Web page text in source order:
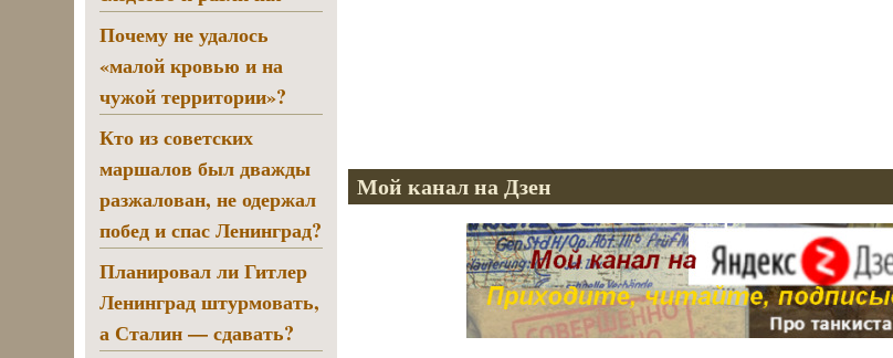
Мой канал на Дзен
Почему не удалось
«малой кровью и на
чужой территории»?
Кто из советских
маршалов был дважды
разжалован, не одержал
побед и спас Ленинград?
Планировал ли Гитлер
Ленинград штурмовать,
а Сталин — сдавать?